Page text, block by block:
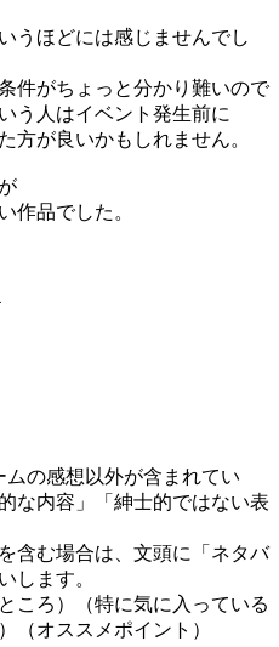
うほどには感じませんでし
件がちょっと分かり難いので
う人はイベント発生前に
方が良いかもしれません。
作品でした。
の感想以外が含まれてい
な内容」「紳士的ではない表
含む場合は、文頭に「ネタバ
します。
ころ）（特に気に入っている
（オススメポイント）